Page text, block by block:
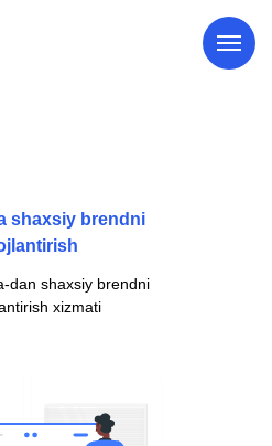
shaxsiy brendni
dan shaxsiy brendni
xizmati